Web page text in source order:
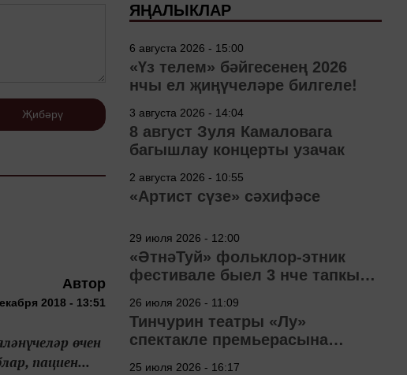
Җибәрү
Автор
2018 - 13:51
өчен
пациен...
ЯҢАЛЫКЛАР
6 августа 2026 - 15:00
«Үз телем» бәйгесенең 2026
нчы ел җиңүчеләре билгеле!
3 августа 2026 - 14:04
8 август Зуля Камаловага
багышлау концерты узачак
2 августа 2026 - 10:55
«Артист сүзе» сәхифәсе
29 июля 2026 - 12:00
«ӘтнәТуй» фольклор-этник
фестивале быел 3 нче тапкыр
26 июля 2026 - 11:09
Тинчурин театры «Лу»
спектакле премьерасына
25 июля 2026 - 16:17